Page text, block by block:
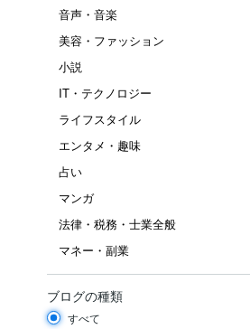
音声・音楽
美容・ファッション
小説
IT・テクノロジー
ライフスタイル
エンタメ・趣味
占い
マンガ
法律・税務・士業全般
マネー・副業
ブログの種類
すべて